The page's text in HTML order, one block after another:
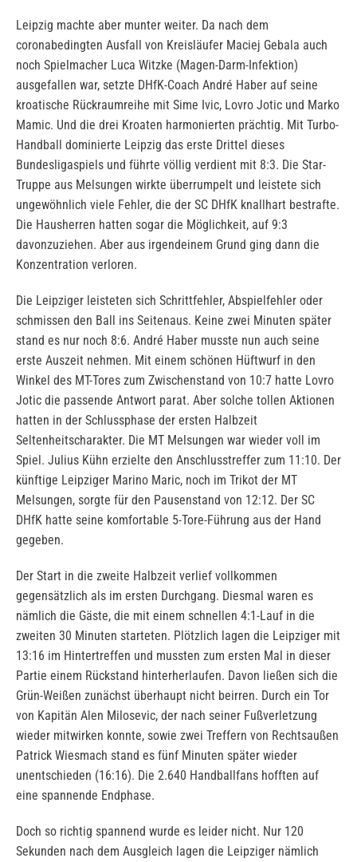
Leipzig machte aber munter weiter. Da nach dem
coronabedingten Ausfall von Kreisläufer Maciej Gebala auch
noch Spielmacher Luca Witzke (Magen-Darm-Infektion)
ausgefallen war, setzte DHfK-Coach André Haber auf seine
kroatische Rückraumreihe mit Sime Ivic, Lovro Jotic und Marko
Mamic. Und die drei Kroaten harmonierten prächtig. Mit Turbo-
Handball dominierte Leipzig das erste Drittel dieses
Bundesligaspiels und führte völlig verdient mit 8:3. Die Star-
Truppe aus Melsungen wirkte überrumpelt und leistete sich
ungewöhnlich viele Fehler, die der SC DHfK knallhart bestrafte.
Die Hausherren hatten sogar die Möglichkeit, auf 9:3
davonzuziehen. Aber aus irgendeinem Grund ging dann die
Konzentration verloren.
Die Leipziger leisteten sich Schrittfehler, Abspielfehler oder
schmissen den Ball ins Seitenaus. Keine zwei Minuten später
stand es nur noch 8:6. André Haber musste nun auch seine
erste Auszeit nehmen. Mit einem schönen Hüftwurf in den
Winkel des MT-Tores zum Zwischenstand von 10:7 hatte Lovro
Jotic die passende Antwort parat. Aber solche tollen Aktionen
hatten in der Schlussphase der ersten Halbzeit
Seltenheitscharakter. Die MT Melsungen war wieder voll im
Spiel. Julius Kühn erzielte den Anschlusstreffer zum 11:10. Der
künftige Leipziger Marino Maric, noch im Trikot der MT
Melsungen, sorgte für den Pausenstand von 12:12. Der SC
DHfK hatte seine komfortable 5-Tore-Führung aus der Hand
gegeben.
Der Start in die zweite Halbzeit verlief vollkommen
gegensätzlich als im ersten Durchgang. Diesmal waren es
nämlich die Gäste, die mit einem schnellen 4:1-Lauf in die
zweiten 30 Minuten starteten. Plötzlich lagen die Leipziger mit
13:16 im Hintertreffen und mussten zum ersten Mal in dieser
Partie einem Rückstand hinterherlaufen. Davon ließen sich die
Grün-Weißen zunächst überhaupt nicht beirren. Durch ein Tor
von Kapitän Alen Milosevic, der nach seiner Fußverletzung
wieder mitwirken konnte, sowie zwei Treffern von Rechtsaußen
Patrick Wiesmach stand es fünf Minuten später wieder
unentschieden (16:16). Die 2.640 Handballfans hofften auf
eine spannende Endphase.
Doch so richtig spannend wurde es leider nicht. Nur 120
Sekunden nach dem Ausgleich lagen die Leipziger nämlich